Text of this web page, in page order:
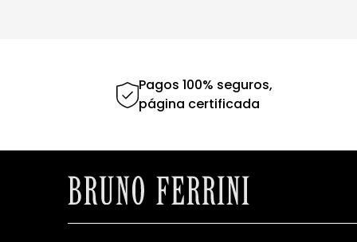
Pagos 100% seguros,
página certificada